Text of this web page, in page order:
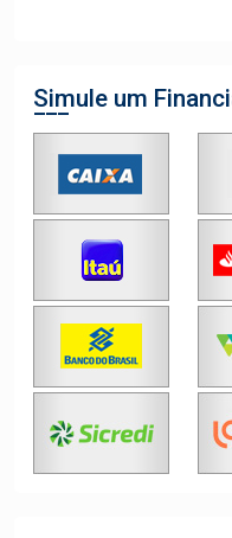
Simule um